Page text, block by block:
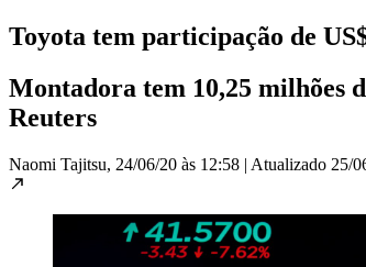
Toyota tem participação de
Montadora tem 10,25 milhões
Reuters
Naomi Tajitsu, 24/06/20 às 12:58 | Atualizado 25/